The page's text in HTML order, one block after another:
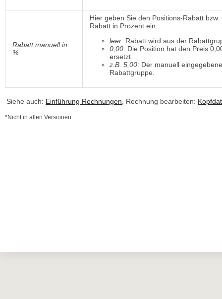
Rabatt manuell in
%
Hier geben Sie den Positions-Rabatt
Rabatt in Prozent ein.
leer: Rabatt wird aus der
0,00: Die Position hat den Preis
ersetzt.
z.B. 5,00: Der manuell
Rabattgruppe.
Siehe auch: Einführung Rechnungen , Rechnung bearbeiten:
*Nicht in allen Versionen